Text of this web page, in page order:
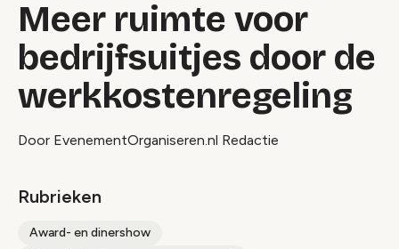
Meer ruimte voor
bedrijfsuitjes door de
werkkostenregeling
Door EvenementOrganiseren.nl Redactie
Rubrieken
Award- en dinershow